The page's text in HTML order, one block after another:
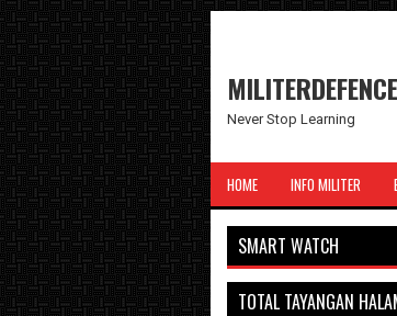
MILITERDEFENCE
Never Stop Learning
HOME INFO MILITER
SMART WATCH
TOTAL TAYANGAN